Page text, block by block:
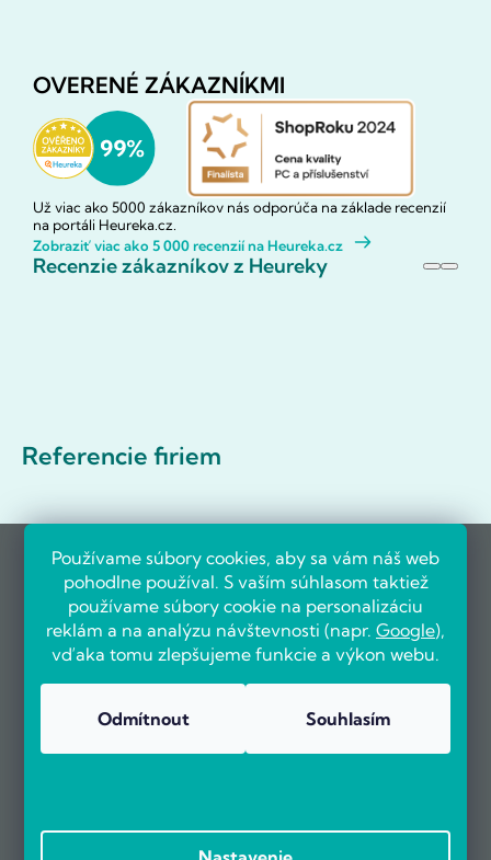
Používame súbory cookies, aby sa vám náš web
pohodlne používal. S vaším súhlasom taktiež
používame súbory cookie na personalizáciu
reklám a na analýzu návštevnosti (napr. Google),
vďaka tomu zlepšujeme funkcie a výkon webu.
Odmítnout Souhlasím
OVERENÉ ZÁKAZNÍKMI
Už viac ako 5000 zákazníkov nás odporúča na základe recenzií
na portáli Heureka.cz.
Zobraziť viac ako 5 000 recenzií na Heureka.cz
Recenzie zákazníkov z Heureky
Referencie firiem